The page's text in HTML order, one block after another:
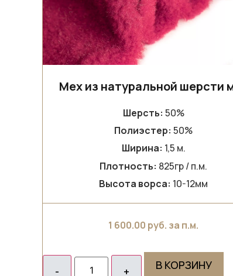
Мех из натуральной шерсти
Шерсть: 50%
Полиэстер: 50%
Ширина: 1,5 м.
Плотность: 825гр / п.м.
Высота ворса: 10-12мм
1 600.00 руб. за п.м.
В КОРЗИНУ